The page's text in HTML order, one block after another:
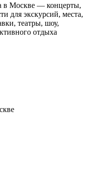
в Москве — концерты,
для экскурсий, места,
театры, шоу,
отдыха